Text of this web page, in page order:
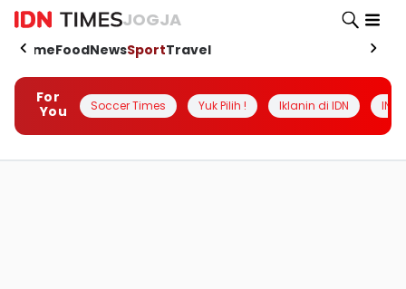
JOGJA
HomeFoodNewsSportTravel
For
You
Soccer Times Yuk Pilih ! Iklanin di IDN